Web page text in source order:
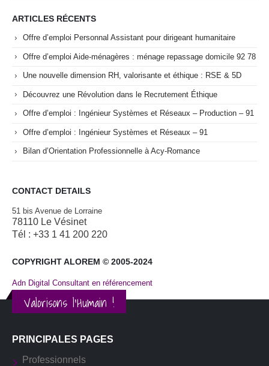
ARTICLES RÉCENTS
Offre d’emploi Personnal Assistant pour dirigeant humanitaire
Offre d’emploi Aide-ménagères : ménage repassage domicile 92 78
Une nouvelle dimension RH, valorisante et éthique : RSE & 5D
Découvrez une Révolution dans le Recrutement Éthique
Offre d’emploi : Ingénieur Systèmes et Réseaux – Production – 91
Offre d’emploi : Ingénieur Systèmes et Réseaux – 91
Bilan d’Orientation Professionnelle à Acy-Romance
CONTACT DETAILS
51 bis Avenue de Lorraine
78110 Le Vésinet
Tél : +33 1 41 200 220
COPYRIGHT ALOREM © 2005-2024
Adn Digital Consultant en référencement
Valorisons l'Humain !
PRINCIPALES PAGES
Professionnels